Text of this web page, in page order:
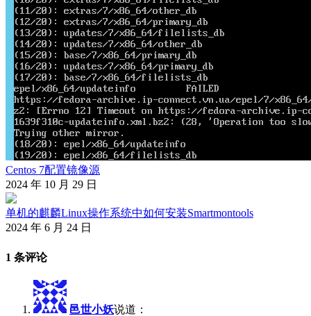
Centos 7配置镜像源
2024 年 10 月 29 日
单机的麒麟Linux操作系统中如何安装Smartmontools
2024 年 6 月 24 日
1 条评论
邑世小妖说道：